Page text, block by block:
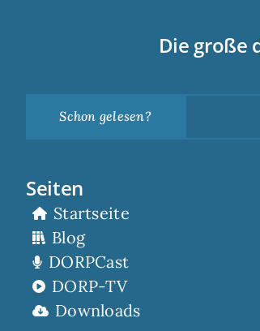
Die große
Schon gelesen?
Seiten
Startseite
Blog
DORPCast
DORP-TV
Downloads